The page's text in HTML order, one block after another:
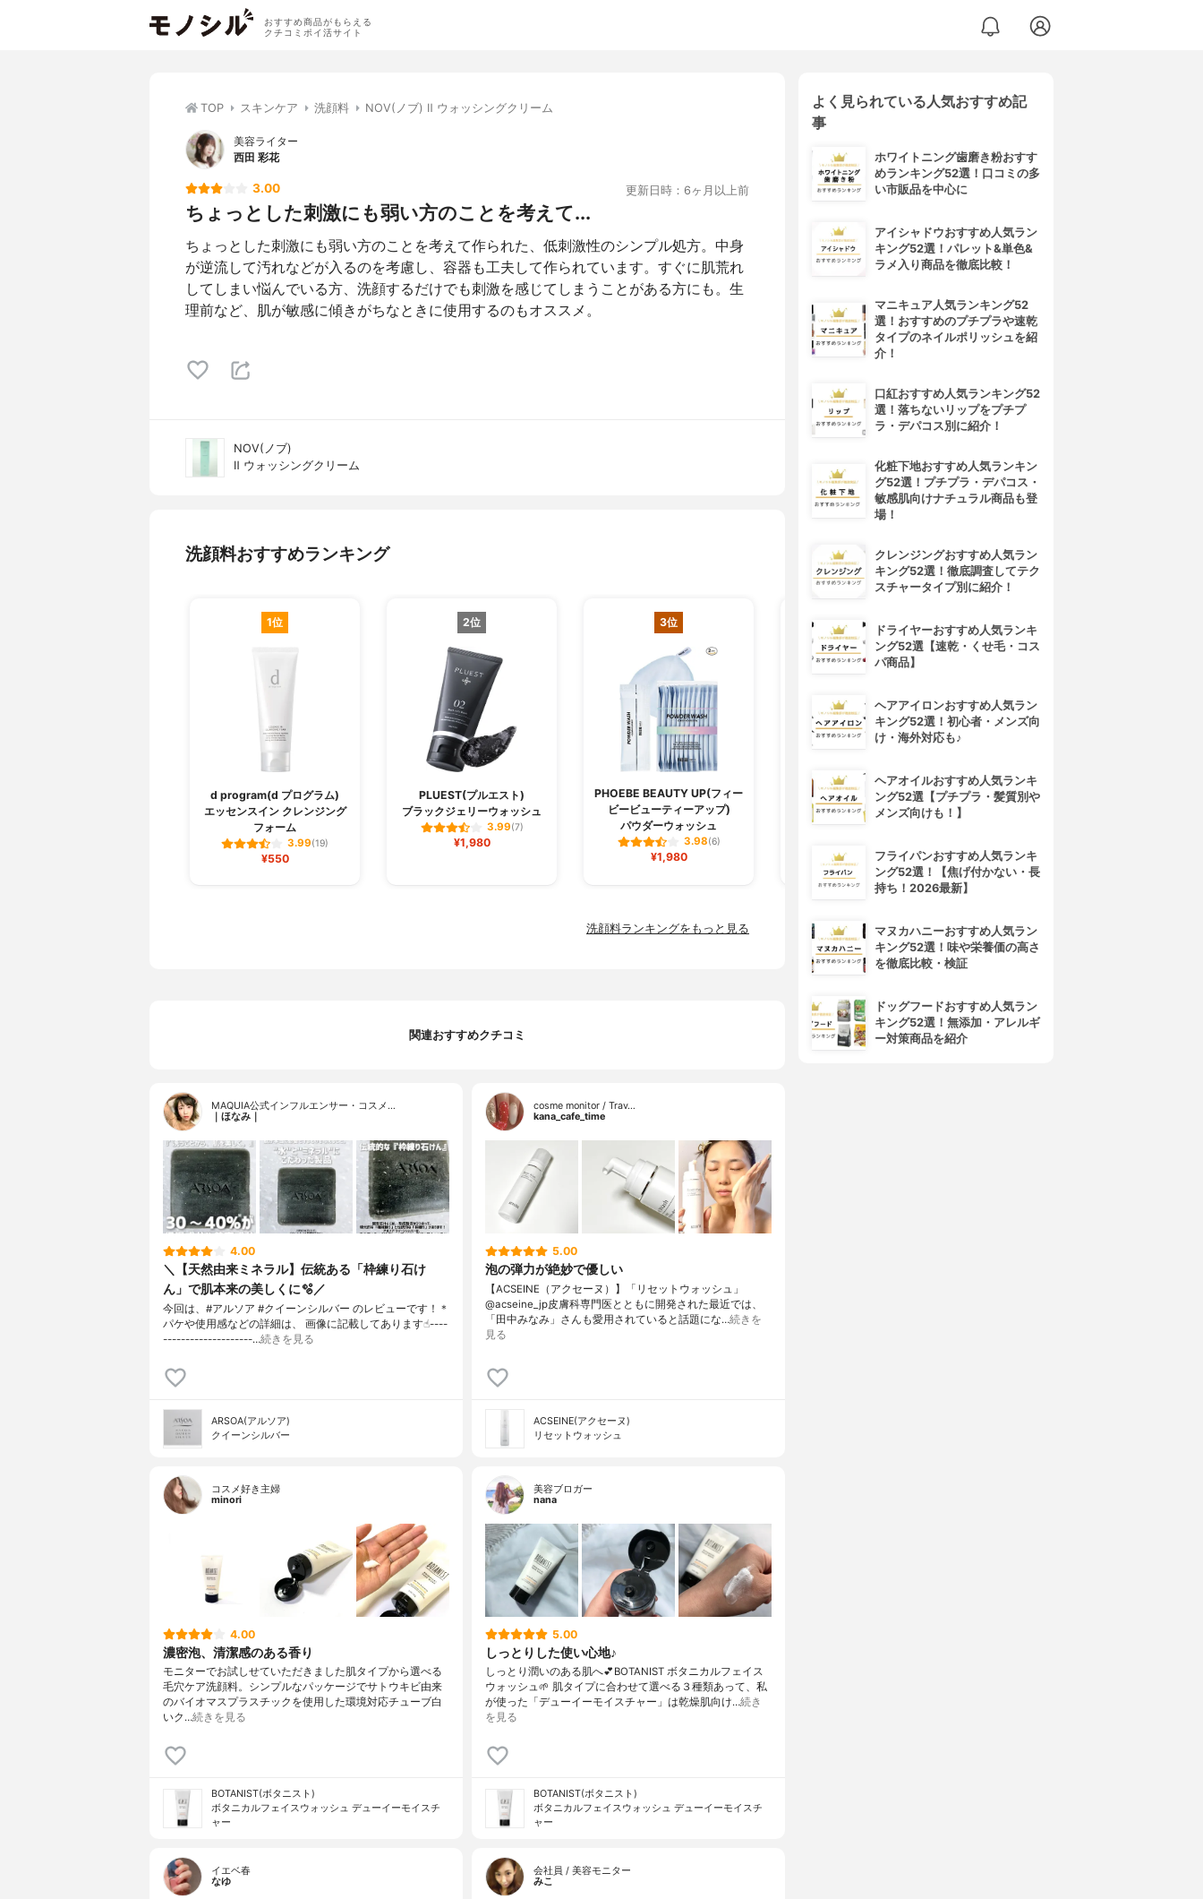
おすすめ商品がもらえる
クチコミポイ活サイト
TOP スキンケア 洗顔料 NOV(ノブ) Ⅱ ウォッシングクリーム
美容ライター
西田 彩花
3.00 更新日時：6ヶ月以上前
ちょっとした刺激にも弱い方のことを考えて...
ちょっとした刺激にも弱い方のことを考えて作られた、低刺激性のシンプル処方。中身
が逆流して汚れなどが入るのを考慮し、容器も工夫して作られています。すぐに肌荒れ
してしまい悩んでいる方、洗顔するだけでも刺激を感じてしまうことがある方にも。生
理前など、肌が敏感に傾きがちなときに使用するのもオススメ。
NOV(ノブ)
Ⅱ ウォッシングクリーム
洗顔料おすすめランキング
1位
d program(d プログラム)
エッセンスイン クレンジング
フォーム
3.99(19)
¥550
2位
PLUEST(プルエスト)
ブラックジェリーウォッシュ
3.99(7)
¥1,980
3位
PHOEBE BEAUTY UP(フィー
ビービューティーアップ)
パウダーウォッシュ
3.98(6)
¥1,980
4位
PLUEST(プルエスト)
マンナンジェリー ハイドロウ
¥1,680
ORBIS(オルビス)
洗顔料ランキングをもっと見る
関連おすすめクチコミ
MAQUIA公式インフルエンサー・コスメ…
｜ほなみ｜
4.00
＼【天然由来ミネラル】伝統ある「枠練り石け
ん」で肌本来の美しくに🫧／
今回は、#アルソア #クイーンシルバー のレビューです！＊
パケや使用感などの詳細は、 画像に記載してあります☝︎----
--------------------…続きを見る
ARSOA(アルソア)
クイーンシルバー
cosme monitor / Trav…
kana_cafe_time
5.00
泡の弾力が絶妙で優しい
【ACSEINE（アクセーヌ）】「リセットウォッシュ」
@acseine_jp皮膚科専門医とともに開発された最近では、
「田中みなみ」さんも愛用されていると話題にな…続きを
見る
ACSEINE(アクセーヌ)
リセットウォッシュ
コスメ好き主婦
minori
4.00
濃密泡、清潔感のある香り
モニターでお試しせていただきました肌タイプから選べる
毛穴ケア洗顔料。シンプルなパッケージでサトウキビ由来
のバイオマスプラスチックを使用した環境対応チューブ白
いク…続きを見る
BOTANIST(ボタニスト)
ボタニカルフェイスウォッシュ デューイーモイスチ
ャー
美容ブロガー
nana
5.00
しっとりした使い心地♪
しっとり潤いのある肌へ💕BOTANIST ボタニカルフェイス
ウォッシュ🌱 肌タイプに合わせて選べる３種類あって、私
が使った「デューイーモイスチャー」は乾燥肌向け…続き
を見る
BOTANIST(ボタニスト)
ボタニカルフェイスウォッシュ デューイーモイスチ
ャー
イエベ春
なゆ
会社員 / 美容モニター
みこ
よく見られている人気おすすめ記
事
ホワイトニング歯磨き粉おすす
めランキング52選！口コミの多
い市販品を中心に
アイシャドウおすすめ人気ラン
キング52選！パレット&単色&
ラメ入り商品を徹底比較！
マニキュア人気ランキング52
選！おすすめのプチプラや速乾
タイプのネイルポリッシュを紹
介！
口紅おすすめ人気ランキング52
選！落ちないリップをプチプ
ラ・デパコス別に紹介！
化粧下地おすすめ人気ランキン
グ52選！プチプラ・デパコス・
敏感肌向けナチュラル商品も登
場！
クレンジングおすすめ人気ラン
キング52選！徹底調査してテク
スチャータイプ別に紹介！
ドライヤーおすすめ人気ランキ
ング52選【速乾・くせ毛・コス
パ商品】
ヘアアイロンおすすめ人気ラン
キング52選！初心者・メンズ向
け・海外対応も♪
ヘアオイルおすすめ人気ランキ
ング52選【プチプラ・髪質別や
メンズ向けも！】
フライパンおすすめ人気ランキ
ング52選！【焦げ付かない・長
持ち！2026最新】
マヌカハニーおすすめ人気ラン
キング52選！味や栄養価の高さ
を徹底比較・検証
ドッグフードおすすめ人気ラン
キング52選！無添加・アレルギ
ー対策商品を紹介